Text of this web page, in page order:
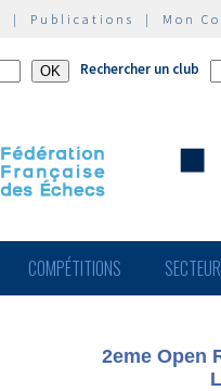
| Publications | Mon
Rechercher un club
COMPÉTITIONS
2eme Open